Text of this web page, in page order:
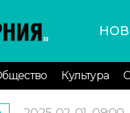
Культура